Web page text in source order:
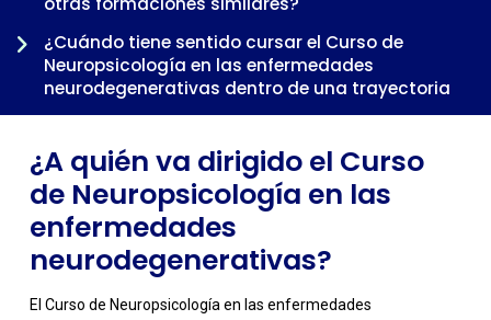
¿Cuándo tiene sentido cursar el Curso de
Neuropsicología en las enfermedades
neurodegenerativas dentro de una trayectoria
profesional?
¿A quién va dirigido el Curso
de Neuropsicología en las
enfermedades
neurodegenerativas?
El Curso de Neuropsicología en las enfermedades